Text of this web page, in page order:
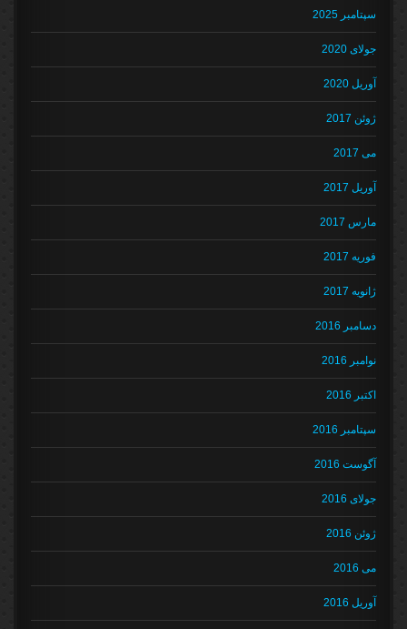
سپتامبر 2025
جولای 2020
آوریل 2020
ژوئن 2017
می 2017
آوریل 2017
مارس 2017
فوریه 2017
ژانویه 2017
دسامبر 2016
نوامبر 2016
اکتبر 2016
سپتامبر 2016
آگوست 2016
جولای 2016
ژوئن 2016
می 2016
آوریل 2016